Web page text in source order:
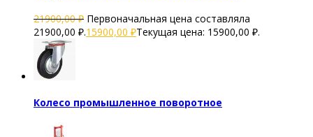
21900,00₽ Первоначальная цена составляла
21900,00 ₽.15900,00 ₽Текущая цена: 15900,00 ₽.
Колесо промышленное поворотное